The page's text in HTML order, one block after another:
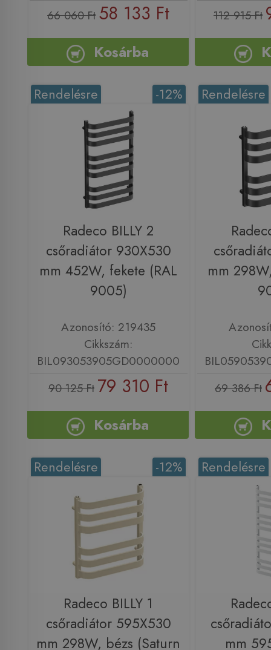
66 060 Ft 58 133 Ft
Kosárba
112 915 Ft
-12%
Rendelésre
Radeco BILLY 2
csőradiátor 930X530
mm 452W, fekete (RAL
9005)
Azonosító: 219435
Cikkszám:
BIL093053905GD0000000
90 125 Ft 79 310 Ft
Kosárba
Rendelésre
mm
69 386 Ft
-12%
Rendelésre
Radeco BILLY 1
csőradiátor 595X530
mm 298W, bézs (Saturn
Rendelésre
mm